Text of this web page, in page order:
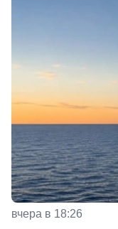
вчера в 18:26